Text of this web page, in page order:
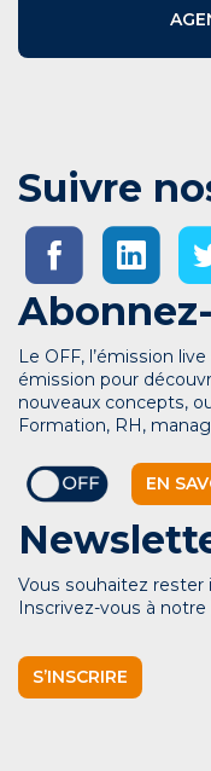
Suivre
Le OFF, l’émission
émission pour
nouveaux concepts,
Formation, RH,
EN
Vous souhaitez rester
Inscrivez-vous à
S’INSCRIRE